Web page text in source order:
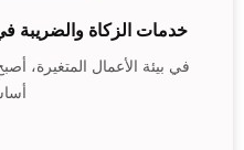
خدمات الزكاة والضريبة
في بيئة الأعمال المتغيرة،